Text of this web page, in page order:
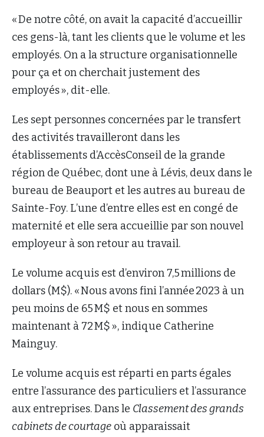
« De notre côté, on avait la capacité d’accueillir
ces gens-là, tant les clients que le volume et les
employés. On a la structure organisationnelle
pour ça et on cherchait justement des
employés », dit-elle.
Les sept personnes concernées par le transfert
des activités travailleront dans les
établissements d’AccèsConseil de la grande
région de Québec, dont une à Lévis, deux dans le
bureau de Beauport et les autres au bureau de
Sainte-Foy. L’une d’entre elles est en congé de
maternité et elle sera accueillie par son nouvel
employeur à son retour au travail.
Le volume acquis est d’environ 7,5 millions de
dollars (M$). « Nous avons fini l’année 2023 à un
peu moins de 65 M$ et nous en sommes
maintenant à 72 M$ », indique Catherine
Mainguy.
Le volume acquis est réparti en parts égales
entre l’assurance des particuliers et l’assurance
aux entreprises. Dans le Classement des grands
cabinets de courtage où apparaissait